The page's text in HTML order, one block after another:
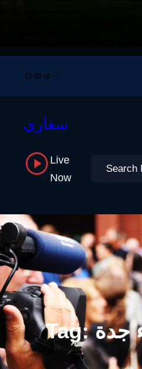
Facebook
YouTube
TwitterInstagram
سفاري
Live
Now
Search
Tag:جدة